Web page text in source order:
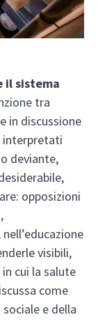
il sistema
tra
in discussione
interpretati
deviante,
opposizioni
visibili,
cui la salute
come
e della